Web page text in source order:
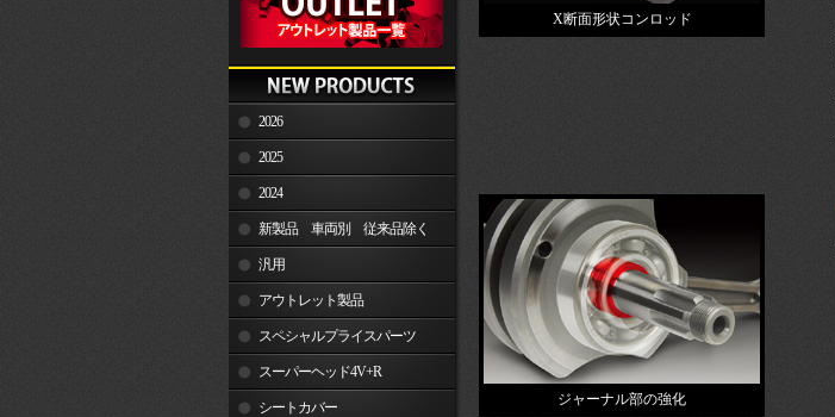
2026
2025
2024
新製品 車両別 従来品除く
汎用
アウトレット製品
スペシャルプライスパーツ
スーパーヘッド4V+R
シートカバー
X断面形状コンロッド
ジャーナル部の強化